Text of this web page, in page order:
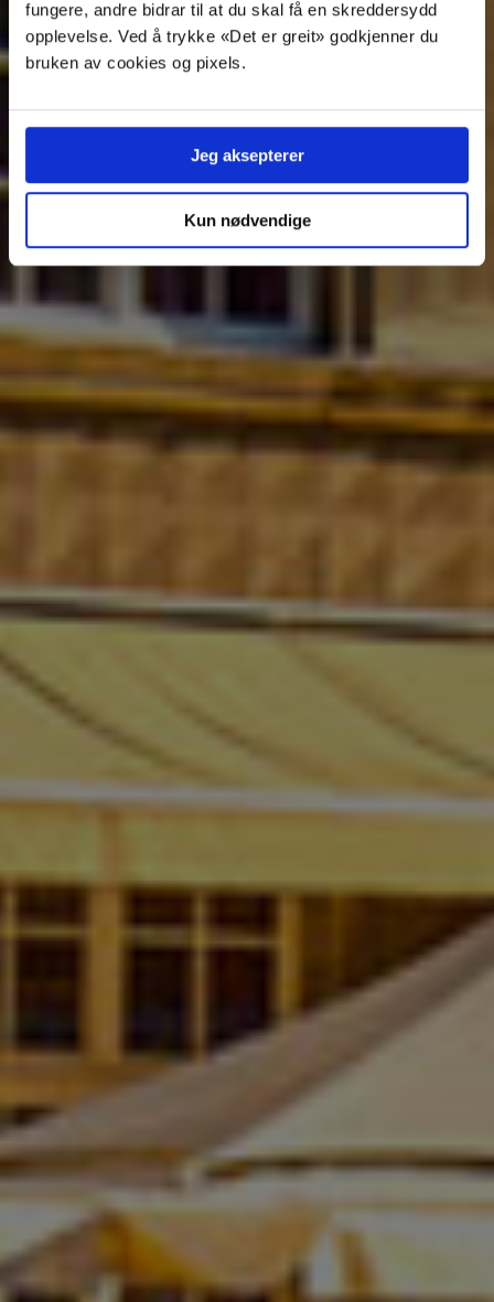
fungere, andre bidrar til at du skal få en skreddersydd
opplevelse. Ved å trykke «Det er greit» godkjenner du
bruken av cookies og pixels.
Jeg aksepterer
Kun nødvendige
Se rutetider